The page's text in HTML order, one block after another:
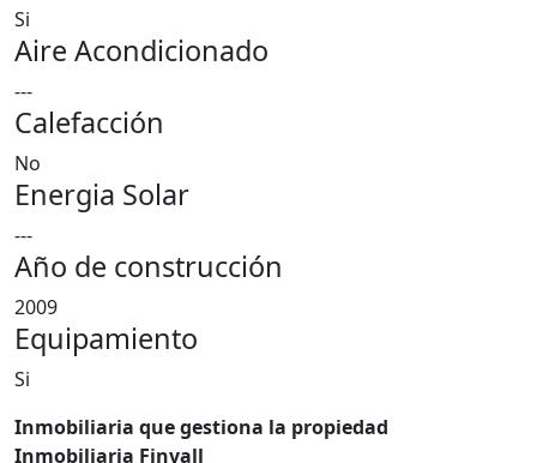
Si
Aire Acondicionado
---
Calefacción
No
Energia Solar
---
Año de construcción
2009
Equipamiento
Si
Inmobiliaria que gestiona la propiedad
Inmobiliaria Finvall